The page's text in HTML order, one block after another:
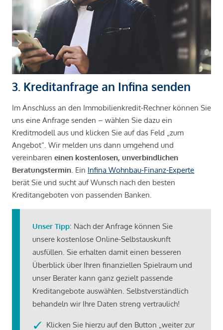
3. Kreditanfrage an Infina senden
Im Anschluss an den Immobilienkredit-Rechner können Sie
uns eine Anfrage senden – wählen Sie dazu ein
Kreditmodell aus und klicken Sie auf das Feld „zum
Angebot“. Wir melden uns dann umgehend und
vereinbaren einen kostenlosen, unverbindlichen
Beratungstermin . Ein Infina Wohnbau-Finanz-Experte
berät Sie und sucht auf Wunsch nach den besten
Kreditangeboten von passenden Banken.
Unser Tipp: Nach der Anfrage können Sie
unsere kostenlose Online-Selbstauskunft
ausfüllen. Sie erhalten damit einen besseren
Überblick über Ihren finanziellen Spielraum und
unser Berater kann ganz gezielt passende
Kreditangebote auswählen. Selbstverständlich
behandeln wir Ihre Daten streng vertraulich!
Klicken Sie hierzu auf den Button „weiter zur